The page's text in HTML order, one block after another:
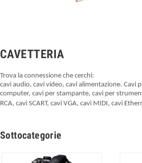
CAVETTERIA
Trova la connessione che cerchi:
cavi audio, cavi video, cavi alimentazione. Cavi
computer, cavi per stampante, cavi per
RCA, cavi SCART, cavi VGA, cavi MIDI, cavi
Sottocategorie